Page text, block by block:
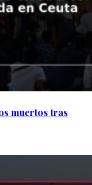
muertos tras